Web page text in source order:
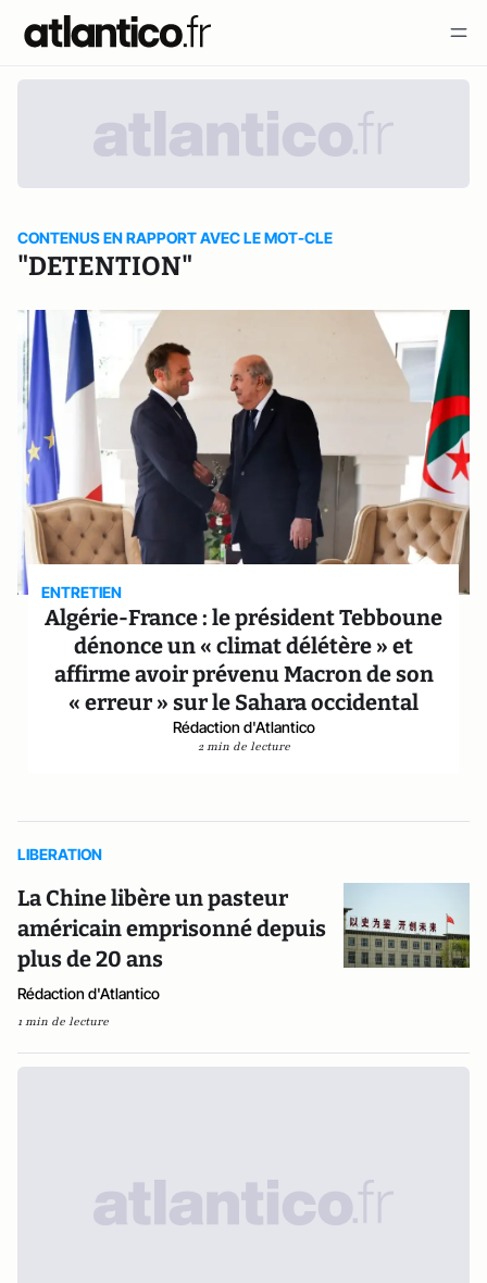
CONTENUS EN RAPPORT AVEC LE MOT-CLE
"DETENTION"
ENTRETIEN
Algérie-France : le président Tebboune
dénonce un « climat délétère » et
affirme avoir prévenu Macron de son
« erreur » sur le Sahara occidental
Rédaction d'Atlantico
2 min de lecture
LIBERATION
La Chine libère un pasteur
américain emprisonné depuis
plus de 20 ans
Rédaction d'Atlantico
1 min de lecture